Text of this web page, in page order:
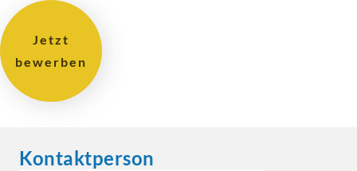
Jetzt
bewerben
Kontaktperson